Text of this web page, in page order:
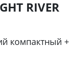
RIVER
компактный +